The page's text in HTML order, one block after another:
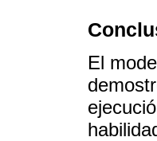
El